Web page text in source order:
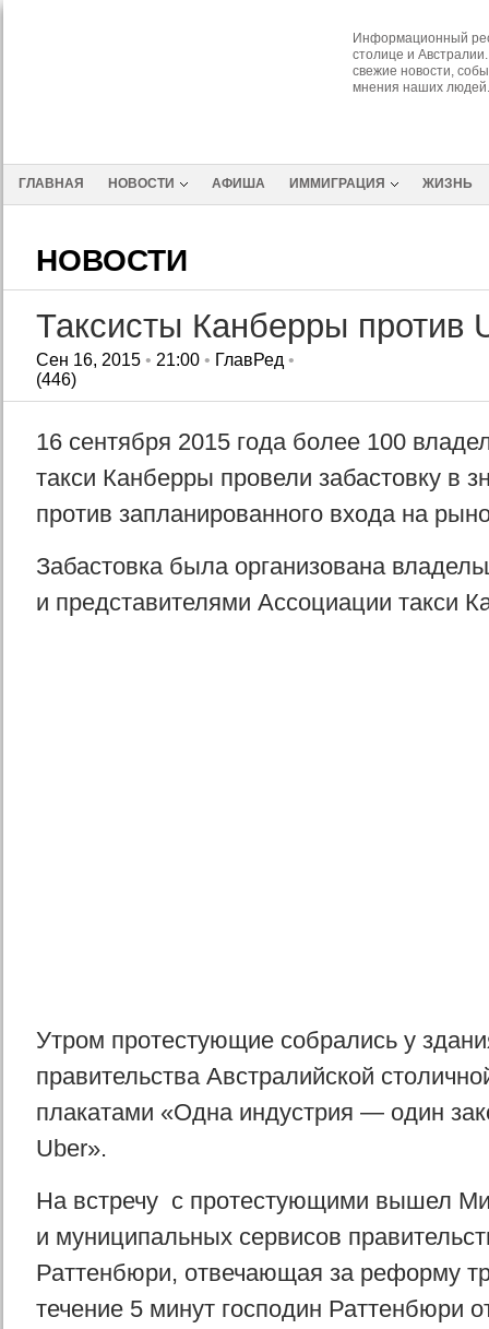
Информационный
столице и
свежие новости,
мнения наших людей.
ГЛАВНАЯ НОВОСТИ АФИША ИММИГРАЦИЯ ЖИЗНЬ
НОВОСТИ
Таксисты Канберры против
Сен 16, 2015• 21:00• ГлавРед •
(446)
16 сентября 2015 года более 100
такси Канберры провели забастовку в
против запланированного входа на
Забастовка была организована
и представителями Ассоциации такси
Утром протестующие собрались у
правительства Австралийской
плакатами «Одна индустрия — один
Uber».
На встречу с протестующими вышел
и муниципальных сервисов
Раттенбюри, отвечающая за реформу
течение 5 минут господин Раттенбюри